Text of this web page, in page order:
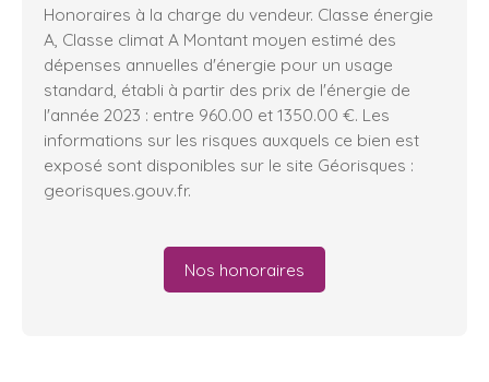
Honoraires à la charge du vendeur. Classe énergie
A, Classe climat A Montant moyen estimé des
dépenses annuelles d'énergie pour un usage
standard, établi à partir des prix de l'énergie de
l'année 2023 : entre 960.00 et 1350.00 €. Les
informations sur les risques auxquels ce bien est
exposé sont disponibles sur le site Géorisques :
georisques.gouv.fr.
Nos honoraires